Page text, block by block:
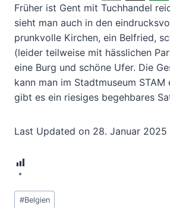
Früher ist Gent mit Tuchhandel
sieht man auch in den
prunkvolle Kirchen, ein Belfried,
(leider teilweise mit hässlichen
eine Burg und schöne Ufer. Die
kann man im Stadtmuseum
gibt es ein riesiges begehbares
Last Updated on 28. Januar 2025
Schlagworte:
#Belgien